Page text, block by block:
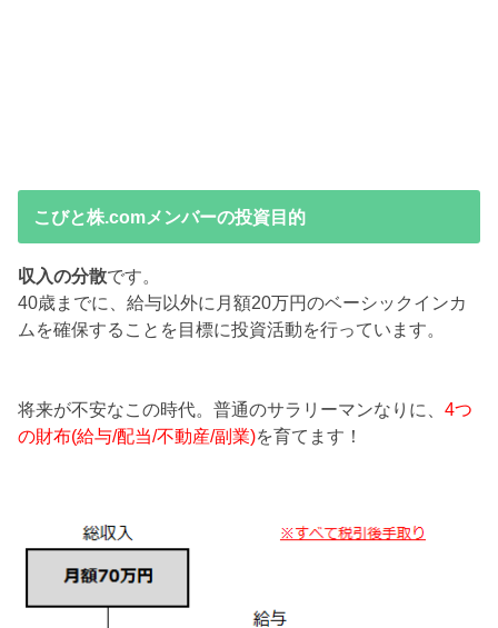
こびと株.comメンバーの投資目的
収入の分散です。
40歳までに、給与以外に月額20万円のベーシックインカ
ムを確保することを目標に投資活動を行っています。
将来が不安なこの時代。普通のサラリーマンなりに、4つ
の財布(給与/配当/不動産/副業)を育てます！